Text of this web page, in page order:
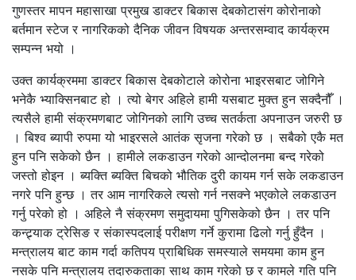
गुणस्तर मापन महासाखा प्रमुख डाक्टर बिकास देबकोटासंग कोरोनाको
बर्तमान स्टेज र नागरिकको दैनिक जीवन विषयक अन्तरसम्वाद कार्यक्रम
सम्पन्न भयो ।
उक्त कार्यक्रममा डाक्टर बिकास देबकोटाले कोरोना भाइरसबाट जोगिने
भनेकै भ्याक्सिनबाट हो । त्यो बेगर अहिले हामी यसबाट मुक्त हुन सक्दैनौँ ।
त्यसैले हामी संक्रमणबाट जोगिनको लागि उच्च सतर्कता अपनाउन जरुरी छ
। बिश्व ब्यापी रुपमा यो भाइरसले आतंक सृजना गरेको छ । सबैको एकै मत
हुन पनि सकेको छैन । हामीले लकडाउन गरेको आन्दोलनमा बन्द गरेको
जस्तो होइन । ब्यक्ति ब्यक्ति बिचको भौतिक दुरी कायम गर्न सके लकडाउन
नगरे पनि हुन्छ । तर आम नागरिकले त्यसो गर्न नसक्ने भएकोले लकडाउन
गर्नु परेको हो । अहिले नै संक्रमण समुदायमा पुगिसकेको छैन । तर पनि
कन्ट्र्याक ट्रेसिङ र संकास्पदलाई परीक्षण गर्ने कुरामा ढिलो गर्नु हुँदैन ।
मन्त्रालय बाट काम गर्दा कतिपय प्राबिधिक समस्याले समयमा काम हुन
नसके पनि मन्त्रालय तदारुकताका साथ काम गरेको छ र कामले गति पनि